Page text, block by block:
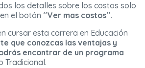
los detalles sobre los costos solo
el botón “Ver mas costos”.
cursar esta carrera en Educación
que conozcas las ventajas y
encontrar de un programa
Tradicional.